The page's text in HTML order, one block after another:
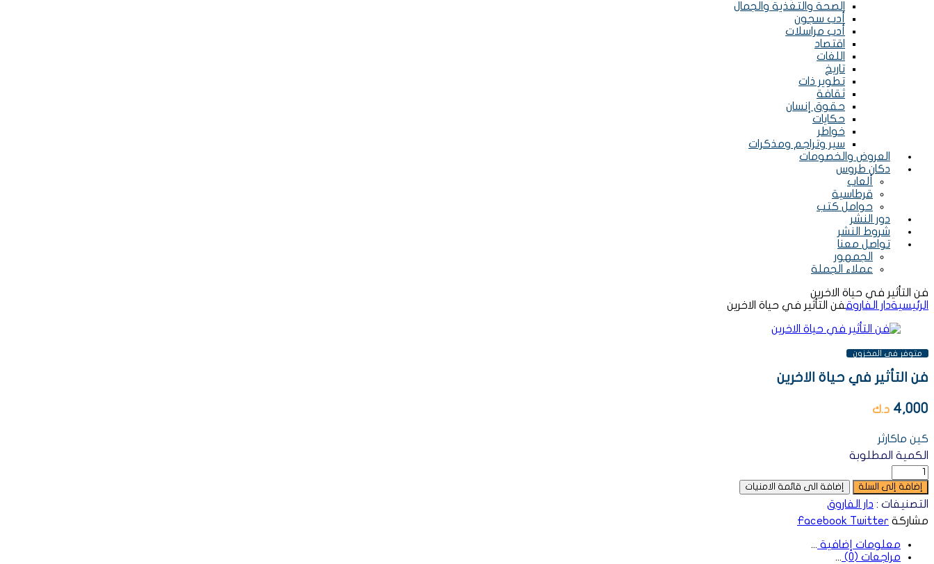
الصحة والتغذية والجمال
أدب سجون
أدب مراسلات
اقتصاد
Menu
اللغات
تاريخ
تطوير ذات
ثقافة
حقوق إنسان
حكايات
خواطر
سير وتراجم ومذكرات
العروض والخصومات
دكان طروس
ألعاب
قرطاسية
حوامل كتب
دور النشر
شروط النشر
تواصل معنا
الجمهور
عملاء الجملة
فن التأثير في حياة الاخرين
الرئيسيةدار الفاروقفن التأثير في حياة الاخرين
AVAILABILITY:
متوفر فى المخزون
فن التأثير في حياة الاخرين
4,000 د.ك
كين ماكارثر
الكمية المطلوبة
إضافة إلى السلة إضافة الى قائمة الامنيات
التصنيفات : دار الفاروق
مشاركة
Facebook Twitter
معلومات إضافية
مراجعات (0)